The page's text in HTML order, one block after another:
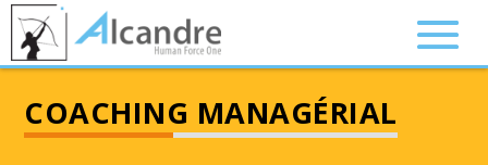
COACHING MANAGÉRIAL